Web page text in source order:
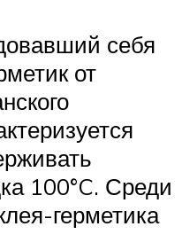
себя
от
100°C. Среди
герметика